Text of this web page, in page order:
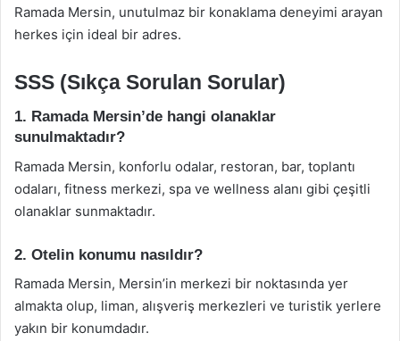
Ramada Mersin, unutulmaz bir konaklama deneyimi arayan
herkes için ideal bir adres.
SSS (Sıkça Sorulan Sorular)
1. Ramada Mersin’de hangi olanaklar
sunulmaktadır?
Ramada Mersin, konforlu odalar, restoran, bar, toplantı
odaları, fitness merkezi, spa ve wellness alanı gibi çeşitli
olanaklar sunmaktadır.
2. Otelin konumu nasıldır?
Ramada Mersin, Mersin’in merkezi bir noktasında yer
almakta olup, liman, alışveriş merkezleri ve turistik yerlere
yakın bir konumdadır.